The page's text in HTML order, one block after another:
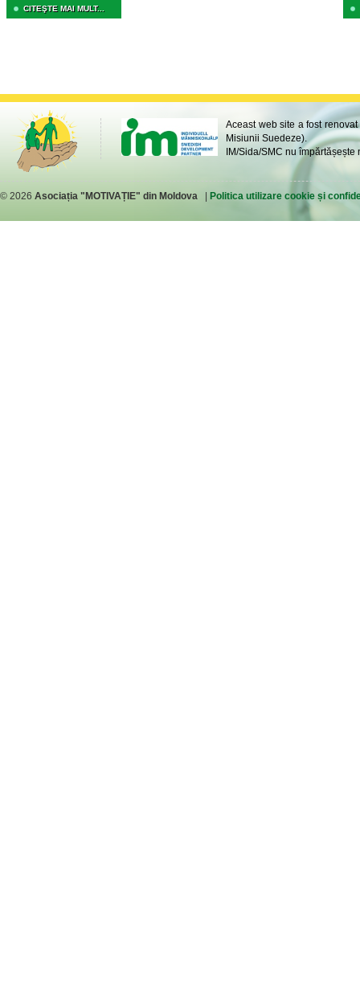
CITEŞTE MAI MULT...
Aceast web site a fost
Misiunii Suedeze).
IM/Sida/SMC nu
© 2026 Asociația "MOTIVAȚIE" din Moldova Politica utilizare cookie și